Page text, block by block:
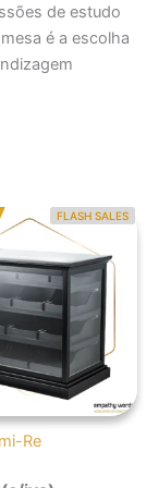
de estudo
é a escolha
FLASH SALES
Re